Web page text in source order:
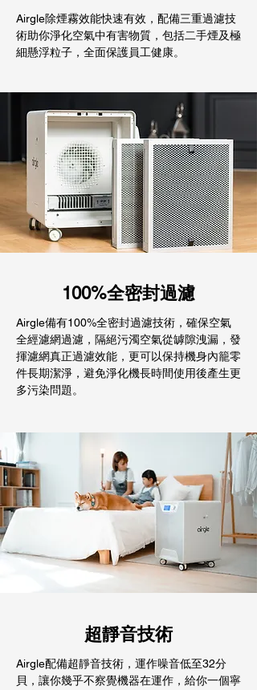
Airgle除煙霧效能快速有效，配備三重過濾技
術助你淨化空氣中有害物質，包括二手煙及極
細懸浮粒子，全面保護員工健康。
100%全密封過濾
Airgle備有100%全密封過濾技術，確保空氣
全經濾網過濾，隔絕污濁空氣從罅隙洩漏，發
揮濾網真正過濾效能，更可以保持機身內籠零
件長期潔淨，避免淨化機長時間使用後產生更
多污染問題。
超靜音技術
Airgle配備超靜音技術，運作噪音低至32分
貝，讓你幾乎不察覺機器在運作，給你一個寧